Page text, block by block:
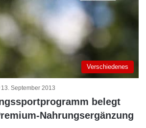
Verschiedenes
13. September 2013
belegt
Nahrungsergänzung